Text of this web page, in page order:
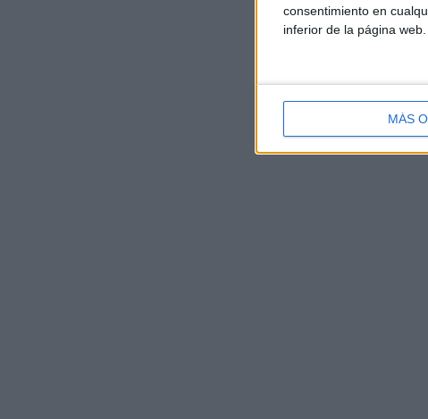
consentimiento en
inferior de la página web.
MÁS